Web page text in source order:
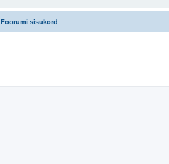
Foorumi sisukord